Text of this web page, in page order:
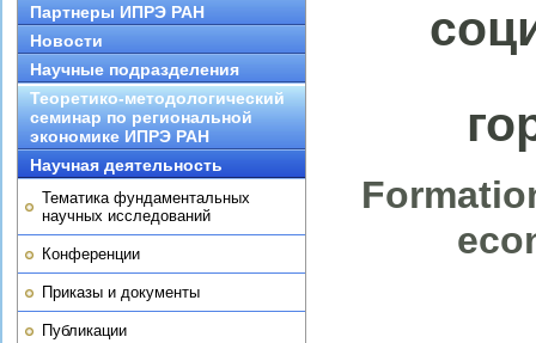
Партнеры ИПРЭ РАН
Новости
Научные подразделения
Теоретико-методологический
семинар по региональной
экономике ИПРЭ РАН
Научная деятельность
Тематика фундаментальных
научных исследований
Конференции
Приказы и документы
Публикации